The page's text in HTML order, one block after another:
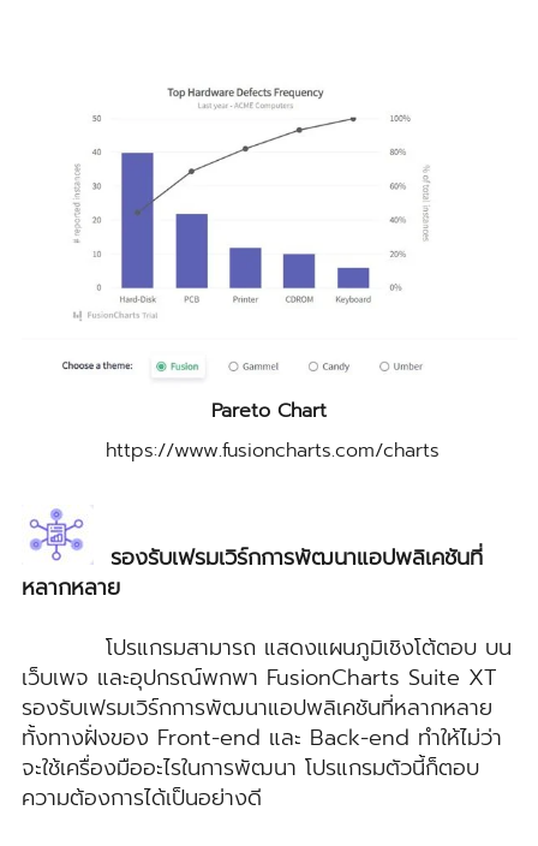
Pareto Chart
https://www.fusioncharts.com/charts
รองรับเฟรมเวิร์กการพัฒนาแอปพลิเคชันที่
หลากหลาย
โปรแกรมสามารถ แสดงแผนภูมิเชิงโต้ตอบ บน
เว็บเพจ และอุปกรณ์พกพา FusionCharts Suite XT
รองรับเฟรมเวิร์กการพัฒนาแอปพลิเคชันที่หลากหลาย
ทั้งทางฝั่งของ Front-end และ Back-end ทำให้ไม่ว่า
จะใช้เครื่องมืออะไรในการพัฒนา โปรแกรมตัวนี้ก็ตอบ
ความต้องการได้เป็นอย่างดี